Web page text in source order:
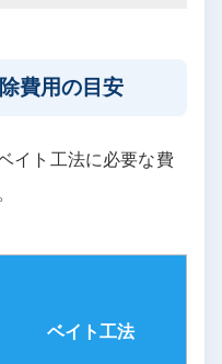
費用の目安
イト工法に必要な費
ベイト工法